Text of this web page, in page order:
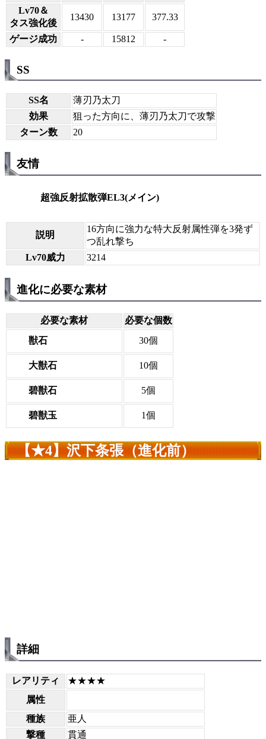
Lv70＆
タス強化後
13430 13177 377.33
ゲージ成功 - 15812 -
SS
SS名
薄刃乃太刀
効果
狙った方向に、薄刃乃太刀で攻撃
ターン数
20
友情
超強反射拡散弾EL3(メイン)
説明
16方向に強力な特大反射属性弾を3発ず
つ乱れ撃ち
Lv70威力
3214
進化に必要な素材
必要な素材
必要な個数
獣石
30個
大獣石 10個
碧獣石 5個
碧獣玉 1個
【★4】沢下条張（進化前）
詳細
レアリティ
★★★★
属性
種族
亜人
撃種
貫通